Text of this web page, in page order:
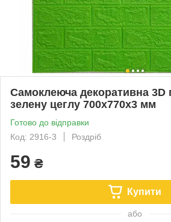
Самоклеюча декоративна 3D
зелену цеглу 700x770x3 мм
Готово до відправки
Код: 2916-3
Роздріб
59 ₴
Купити
або